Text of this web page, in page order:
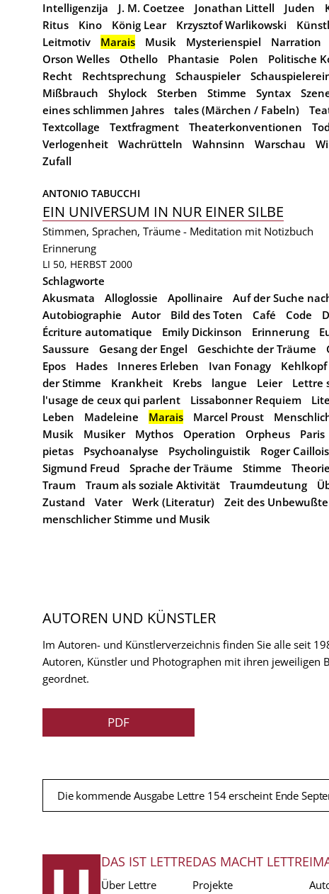
Intelligenzija
J. M. Coetzee Jonathan Littell Juden
Ritus
Kino König Lear Krzysztof Warlikowski
Leitmotiv
Marais Musik Mysterienspiel Narration
Orson Welles
Othello Phantasie Polen Politische
Recht
Rechtsprechung Schauspieler
Mißbrauch
Shylock Sterben Stimme Syntax
eines schlimmen Jahres
tales (Märchen / Fabeln)
Textcollage
Textfragment Theaterkonventionen
Verlogenheit
Wachrütteln Wahnsinn Warschau
Zufall
ANTONIO TABUCCHI
EIN UNIVERSUM IN NUR EINER SILBE
Stimmen, Sprachen, Träume - Meditation mit Notizbuch
Erinnerung
LI 50, HERBST 2000
Schlagworte
Akusmata
Alloglossie Apollinaire
Auf der Suche
Autobiographie
Autor Bild des Toten Café Code
Écriture automatique
Emily Dickinson Erinnerung
Saussure
Gesang der Engel Geschichte der Träume
Epos
Hades Inneres Erleben Ivan Fonagy Kehlkopf
der Stimme
Krankheit Krebs langue Leier
Lettre
l'usage de ceux qui parlent
Lissabonner Requiem
Leben
Madeleine Marais Marcel Proust
Musik
Musiker Mythos Operation Orpheus Paris
pietas
Psychoanalyse Psycholinguistik Roger Caillois
Sigmund Freud
Sprache der Träume Stimme
Traum
Traum als soziale Aktivität Traumdeutung
Zustand
Vater Werk (Literatur) Zeit des
menschlicher Stimme und Musik
AUTOREN UND KÜNSTLER
Im Autoren- und Künstlerverzeichnis finden Sie alle seit
Autoren, Künstler und Photographen mit ihren jeweiligen
geordnet.
PDF
Die kommende Ausgabe Lettre 154 erscheint Ende
FUSSZEILE
DAS IST LETTRE
Über Lettre
DAS MACHT LETTRE
Projekte